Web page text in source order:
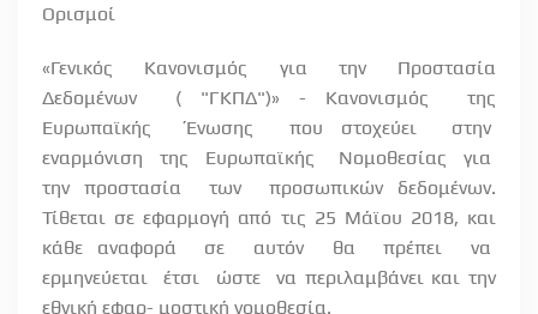
Ορισμοί
«Γενικός Κανονισμός για την
Προστασία
Δεδομένων
( "ΓΚΠΔ")» - Κανονισμός
της
Ευρωπαϊκής
Ένωσης που στοχεύει
στην
εναρμόνιση
της Ευρωπαϊκής Νομοθεσίας
για
την προστασία
των
προσωπικών δεδομένων.
Τίθεται σε εφαρμογή από τις 25 Μάϊου 2018, και
κάθε αναφορά
σε αυτόν θα πρέπει
να
ερμηνεύεται
έτσι ώστε
να περιλαμβάνει και την
εθνική εφαρ- μοστική νομοθεσία.